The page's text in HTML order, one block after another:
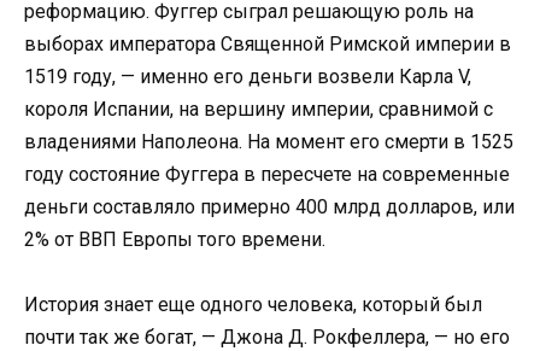
реформацию. Фуггер сыграл решающую роль на
выборах императора Священной Римской империи в
1519 году, — именно его деньги возвели Карла V,
короля Испании, на вершину империи, сравнимой с
владениями Наполеона. На момент его смерти в 1525
году состояние Фуггера в пересчете на современные
деньги составляло примерно 400 млрд долларов, или
2% от ВВП Европы того времени.
История знает еще одного человека, который был
почти так же богат, — Джона Д. Рокфеллера, — но его